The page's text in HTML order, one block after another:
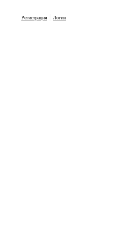
Регистрация | Логин